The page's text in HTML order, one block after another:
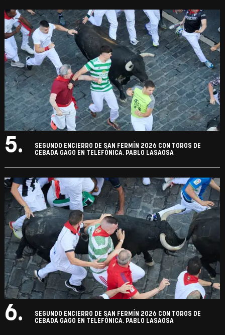
5.
SEGUNDO ENCIERRO DE SAN FERMÍN 2026 CON TOROS DE
CEBADA GAGO EN TELEFÓNICA. PABLO LASAOSA
6.
SEGUNDO ENCIERRO DE SAN FERMÍN 2026 CON TOROS DE
CEBADA GAGO EN TELEFÓNICA. PABLO LASAOSA